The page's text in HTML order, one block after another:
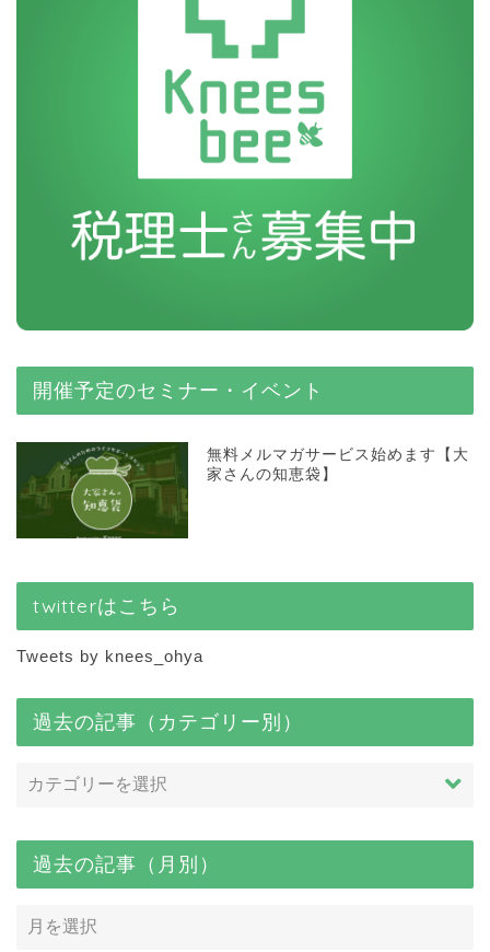
開催予定のセミナー・イベント
無料メルマガサービス始めます【大
家さんの知恵袋】
twitterはこちら
Tweets by knees_ohya
過去の記事（カテゴリー別）
過去の記事（月別）